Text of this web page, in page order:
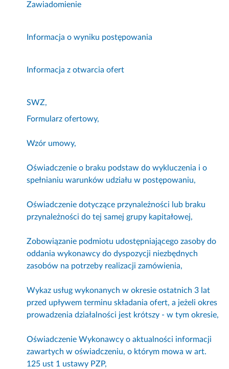
Zawiadomienie
Informacja o wyniku postępowania
Informacja z otwarcia ofert
SWZ,
Formularz ofertowy,
Wzór umowy,
Oświadczenie o braku podstaw do wykluczenia i o
spełnianiu warunków udziału w postępowaniu,
Oświadczenie dotyczące przynależności lub braku
przynależności do tej samej grupy kapitałowej,
Zobowiązanie podmiotu udostępniającego zasoby do
oddania wykonawcy do dyspozycji niezbędnych
zasobów na potrzeby realizacji zamówienia,
Wykaz usług wykonanych w okresie ostatnich 3 lat
przed upływem terminu składania ofert, a jeżeli okres
prowadzenia działalności jest krótszy - w tym okresie,
Oświadczenie Wykonawcy o aktualności informacji
zawartych w oświadczeniu, o którym mowa w art.
125 ust 1 ustawy PZP,